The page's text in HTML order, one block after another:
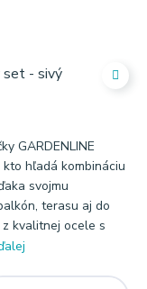
GARDENLINE
hľadá kombináciu
svojmu
terasu aj do
kvalitnej ocele s